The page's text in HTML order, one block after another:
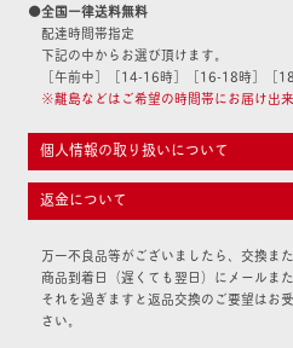
●全国一律送料無料
配達時間帯指定
下記の中からお選び頂けます。
［午前中］［14-16時］［16-18時］［
※離島などはご希望の時間帯にお届け出
個人情報の取り扱いについて
返金について
万一不良品等がございましたら、交換ま
商品到着日（遅くても翌日）にメールま
それを過ぎますと返品交換のご要望はお
さい。